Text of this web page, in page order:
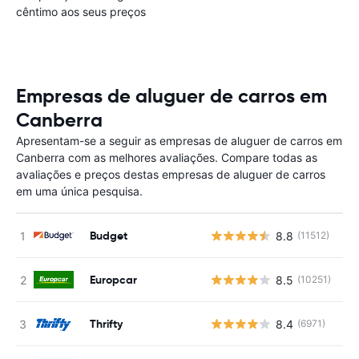
cêntimo aos seus preços
Empresas de aluguer de carros em
Canberra
Apresentam-se a seguir as empresas de aluguer de carros em
Canberra com as melhores avaliações. Compare todas as
avaliações e preços destas empresas de aluguer de carros
em uma única pesquisa.
Budget 8.8 (11512)
Europcar 8.5 (10251)
Thrifty 8.4 (6971)